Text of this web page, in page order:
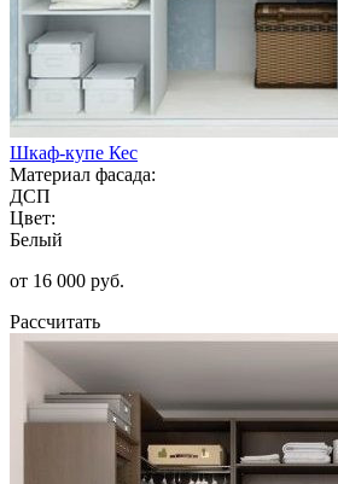
Шкаф-купе Кес
Материал фасада:
ДСП
Цвет:
Белый
от 16 000 руб.
Рассчитать